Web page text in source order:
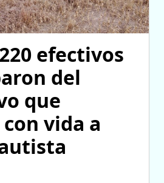
efectivos
del
que
vida a